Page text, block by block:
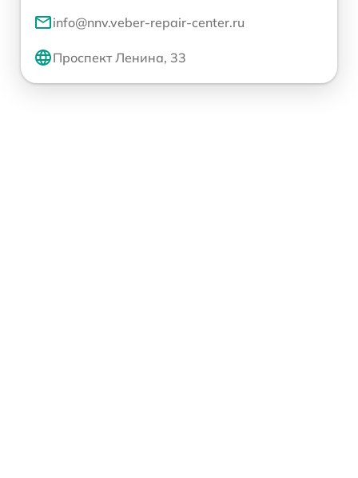
info@nnv.veber-repair-center.ru
Проспект Ленина, 33